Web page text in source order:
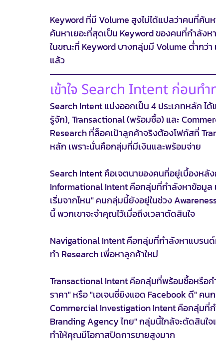
Keyword ที่มี Volume สูงไม่ได้แปลว่าคนที่ค้
ค้นหาเยอะที่สุดเป็น Keyword ของคนที่กำลัง
ในขณะที่ Keyword บางกลุ่มมี Volume ต่ำกว่
แล้ว
เข้าใจ Search Intent ก่อนท
Search Intent แบ่งออกเป็น 4 ประเภทหลัก
รู้จัก), Transactional (พร้อมซื้อ) และ
Research ที่ล็อคเป้าลูกค้าจริงต้องโฟกัสที่
หลัก เพราะนั่นคือกลุ่มที่มีเงินและพร้อมจ่าย
Search Intent คือเจตนาของคนที่อยู่เบื้องหลั
Informational Intent คือกลุ่มที่กำลังหาข้อมูล
เริ่มจากไหน" คนกลุ่มนี้ยังอยู่ในช่วง
นี้ พวกเขาจะจำคุณไว้เมื่อถึงเวลาตัดสินใจ
Navigational Intent คือกลุ่มที่กำลังหาแบรนด์
ทำ Research เพื่อหาลูกค้าใหม่
Transactional Intent คือกลุ่มที่พร้อมซื้อหรือก
ราคา" หรือ "เอเจนซี่ยิงแอด Facebook ดี"
Commercial Investigation Intent คือกลุ่มที่
Branding Agency ไทย" กลุ่มนี้ใกล้จะตัดสินใ
ทำให้คุณมีโอกาสปิดการขายสูงมาก